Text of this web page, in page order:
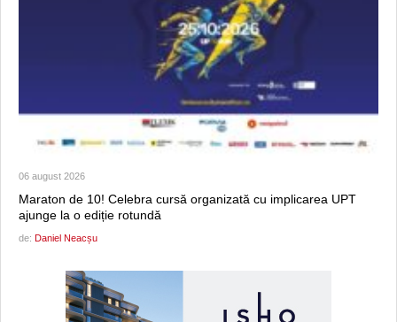
06 august 2026
Maraton de 10! Celebra cursă organizată cu implicarea UPT
ajunge la o ediție rotundă
de: Daniel Neacșu